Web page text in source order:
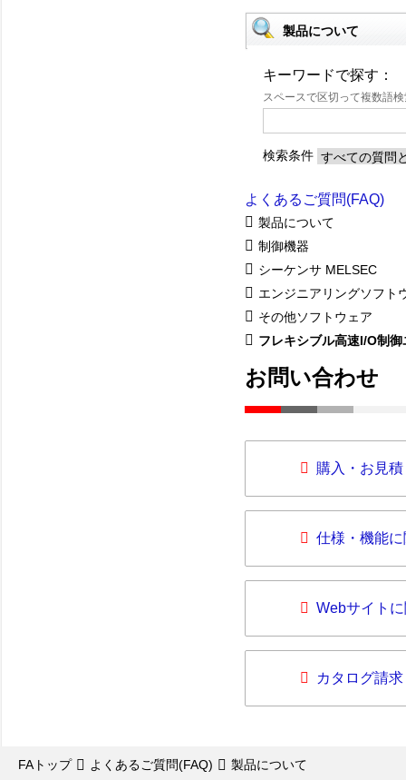
製品について
キーワードで探す：
スペースで区切って複数語
検索条件
よくあるご質問(FAQ)
製品について
制御機器
シーケンサ MELSEC
エンジニアリングソフト
その他ソフトウェア
フレキシブル高速I/O制
お問い合わせ
購入・お見
仕様・機能
Webサイト
カタログ請求
FAトップ よくあるご質問(FAQ)
製品について